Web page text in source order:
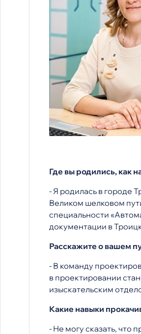
Где вы родились, как
- Я родилась в городе
Великом шелковом
специальности
документации в
Расскажите о вашем
- В команду
в проектировании
изыскательским
Какие навыки
- Не могу сказать, что